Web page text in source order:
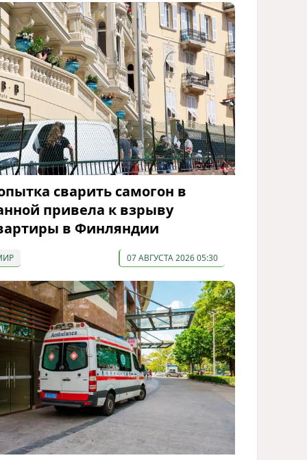
сварить самогон в
привела к взрыву
в Финляндии
07 АВГУСТА 2026 05:30